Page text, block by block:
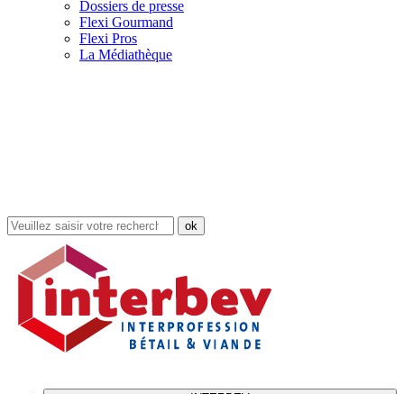
Dossiers de presse
Flexi Gourmand
Flexi Pros
La Médiathèque
Rechercher
dans
site